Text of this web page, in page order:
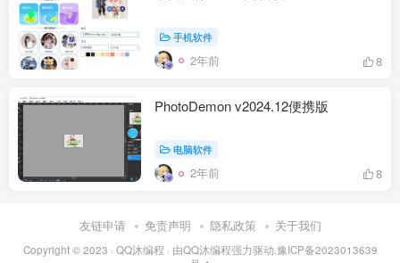
手机软件
2年前 8
PhotoDemon v2024.12便携版
电脑软件
2年前 8
友链申请 免责声明 隐私政策 关于我们
Copyright © 2023 · QQ沐编程 · 由QQ沐编程强力驱动.豫ICP备2023013639